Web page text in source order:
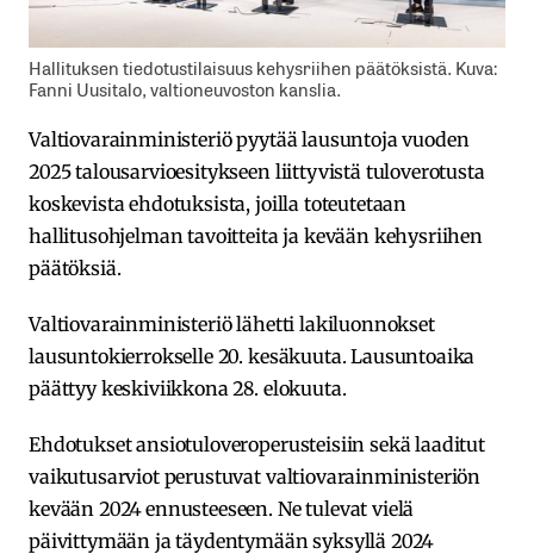
Hallituksen tiedotustilaisuus kehysriihen päätöksistä. Kuva:
Fanni Uusitalo, valtioneuvoston kanslia.
Valtiovarainministeriö pyytää lausuntoja vuoden
2025 talousarvioesitykseen liittyvistä tuloverotusta
koskevista ehdotuksista, joilla toteutetaan
hallitusohjelman tavoitteita ja kevään kehysriihen
päätöksiä.
Valtiovarainministeriö lähetti lakiluonnokset
lausuntokierrokselle 20. kesäkuuta. Lausuntoaika
päättyy keskiviikkona 28. elokuuta.
Ehdotukset ansiotuloveroperusteisiin sekä laaditut
vaikutusarviot perustuvat valtiovarainministeriön
kevään 2024 ennusteeseen. Ne tulevat vielä
päivittymään ja täydentymään syksyllä 2024